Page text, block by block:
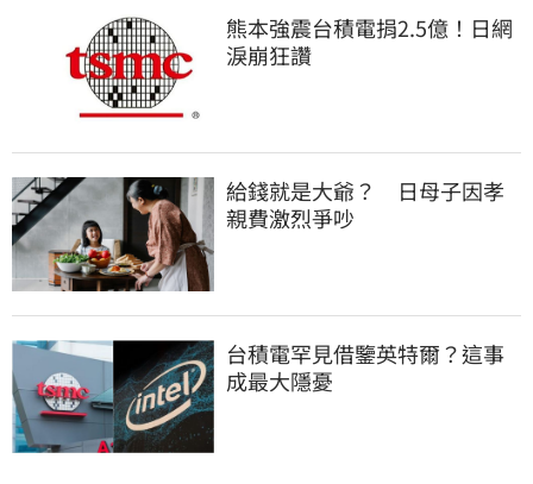
熊本強震台積電捐2.5億！日網
淚崩狂讚
給錢就是大爺？　日母子因孝
親費激烈爭吵
台積電罕見借鑒英特爾？這事
成最大隱憂